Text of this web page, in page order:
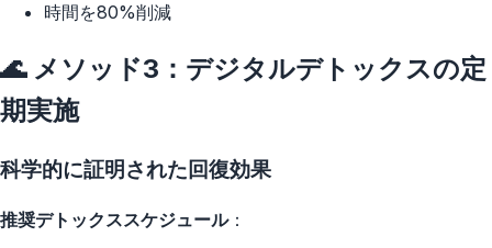
時間を80%削減
🌊 メソッド3：デジタルデトックスの定
期実施
科学的に証明された回復効果
推奨デトックススケジュール：